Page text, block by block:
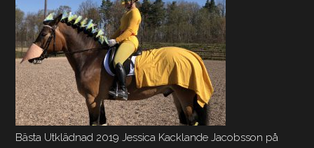
Bästa Utklädnad 2019 Jessica Kacklande Jacobsson på